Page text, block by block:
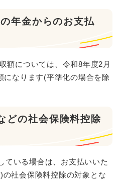
年金からのお支払
額については、令和8年度2月
になります(平準化の場合を除
どの社会保険料控除
ている場合は、お支払いいた
社会保険料控除の対象とな